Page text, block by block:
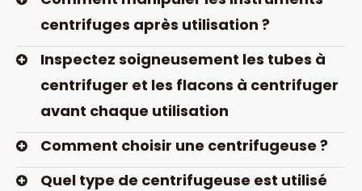
centrifuges après utilisation ?
Inspectez soigneusement les tubes à
centrifuger et les flacons à centrifuger
avant chaque utilisation
Comment choisir une centrifugeuse ?
Quel type de centrifugeuse est utilisé